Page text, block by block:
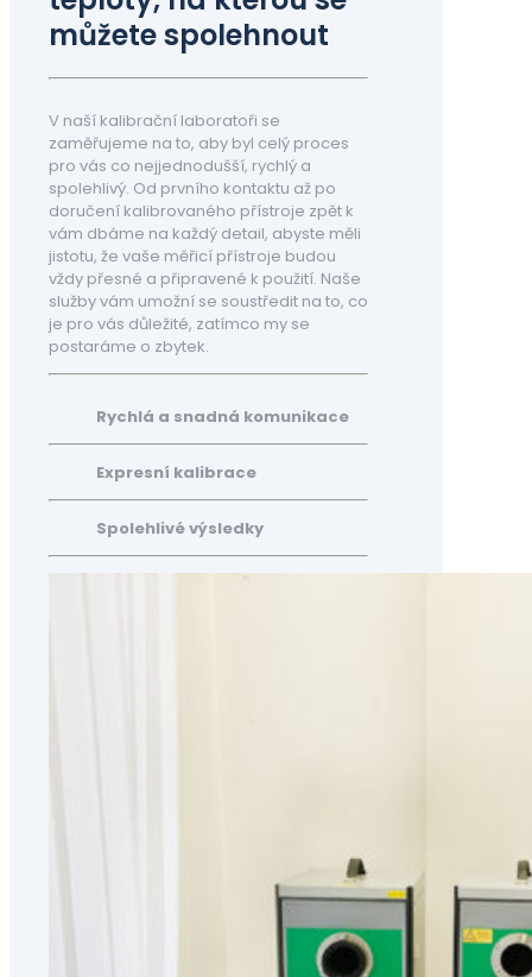
můžete spolehnout
V naší kalibrační laboratoři se
zaměřujeme na to, aby byl celý proces
pro vás co nejjednodušší, rychlý a
spolehlivý. Od prvního kontaktu až po
doručení kalibrovaného přístroje zpět k
vám dbáme na každý detail, abyste měli
jistotu, že vaše měřicí přístroje budou
vždy přesné a připravené k použití. Naše
služby vám umožní se soustředit na to, co
je pro vás důležité, zatímco my se
postaráme o zbytek.
Rychlá a snadná komunikace
Expresní kalibrace
Spolehlivé výsledky